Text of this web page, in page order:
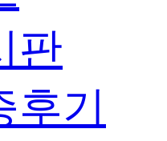
판
기